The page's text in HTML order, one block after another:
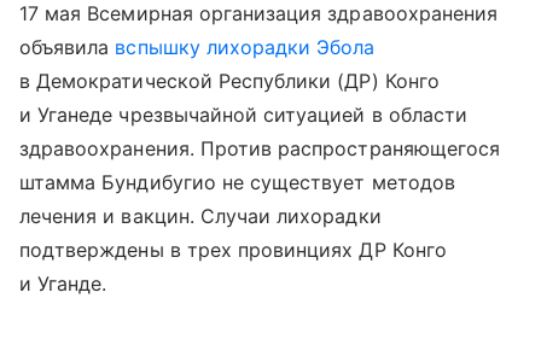
17 мая Всемирная организация здравоохранения
объявила вспышку лихорадки Эбола
в Демократической Республики (ДР) Конго
и Уганеде чрезвычайной ситуацией в области
здравоохранения. Против распространяющегося
штамма Бундибугио не существует методов
лечения и вакцин. Случаи лихорадки
подтверждены в трех провинциях ДР Конго
и Уганде.